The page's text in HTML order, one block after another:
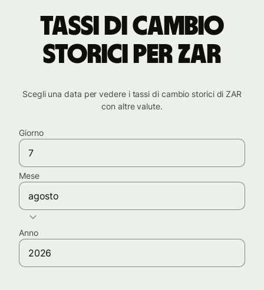
tassi di cambio
storici per ZAR
Scegli una data per vedere i tassi di cambio storici di ZAR
con altre valute.
Giorno
Mese
agosto
Anno